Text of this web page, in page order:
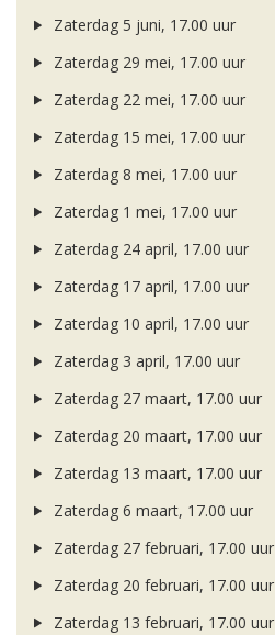
Zaterdag 5 juni, 17.00 uur
Zaterdag 29 mei, 17.00 uur
Zaterdag 22 mei, 17.00 uur
Zaterdag 15 mei, 17.00 uur
Zaterdag 8 mei, 17.00 uur
Zaterdag 1 mei, 17.00 uur
Zaterdag 24 april, 17.00 uur
Zaterdag 17 april, 17.00 uur
Zaterdag 10 april, 17.00 uur
Zaterdag 3 april, 17.00 uur
Zaterdag 27 maart, 17.00 uur
Zaterdag 20 maart, 17.00 uur
Zaterdag 13 maart, 17.00 uur
Zaterdag 6 maart, 17.00 uur
Zaterdag 27 februari, 17.00 uur
Zaterdag 20 februari, 17.00 uur
Zaterdag 13 februari, 17.00 uur